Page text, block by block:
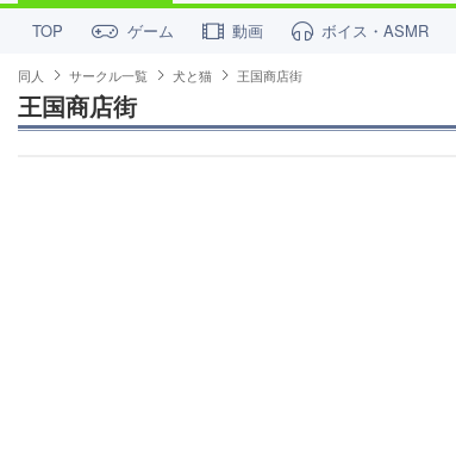
TOP ゲーム 動画 ボイス・ASMR
同人 サークル一覧 犬と猫 王国商店街
王国商店街